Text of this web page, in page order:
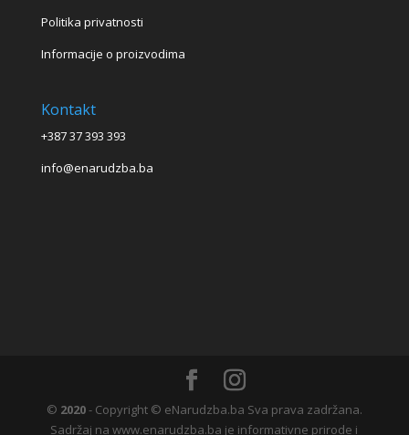
Politika privatnosti
Informacije o proizvodima
Kontakt
+387 37 393 393
info@enarudzba.ba
© 2020- Copyright © eNarudzba.ba Sva prava zadržana.
Sadržaj na www.enarudzba.ba je informativne prirode i